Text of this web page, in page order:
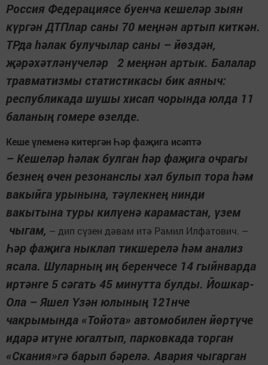
Россия Федерациясе буенча кешеләр зыян
күргән ДТПлар саны 70 меңнән артып киткән.
ТРда һәлак булучылар саны – йөздән,
җәрәхәтләнүчеләр 2 меңнән артык. Балалар
травматизмы статистикасы бик аяныч:
республикада шушы хисап чорында юлда 11
баланың гомере өзелде.
Кеше үлеменә китергән Һәр фаҗига исәптә
– Кешеләр һәлак булган һәр фаҗига очрагы
безнең өчен резонанслы хәл булып тора һәм
вакыйга урынына, тәүлекнең нинди
вакытына туры килүенә карамастан, үзем
чыгам, – дип сүзен дәвам итә Рамил Илфатович. –
Һәр фаҗига ныклап тикшерелә һәм анализ
ясала. Шуларның иң беренчесе 14 гыйнварда
иртәнге 5 сәгать 45 минутта булды. Йошкар-
Ола – Яшел Үзән юлының 121нче
чакрымында «Тойота» автомобилен йөртүче
идарә итүне югалтып, парковкада торган
«Скания»гә барып бәрелә. Авария чыгарган